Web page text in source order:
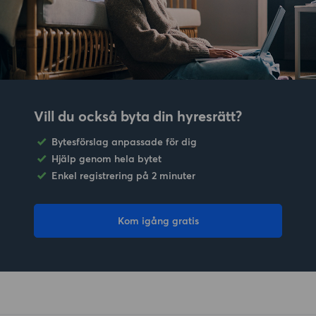
Vill du också byta din hyresrätt?
Bytesförslag anpassade för dig
Hjälp genom hela bytet
Enkel registrering på 2 minuter
Kom igång gratis